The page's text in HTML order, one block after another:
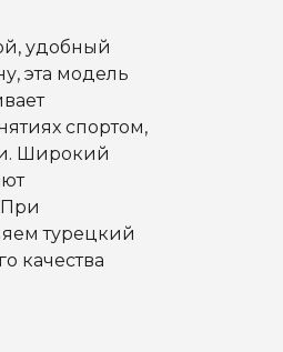
удобный
эта модель
спортом,
Широкий
турецкий
качества